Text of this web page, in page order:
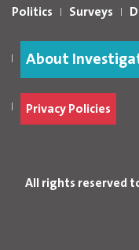
Politics Surveys
About
Privacy Policies
All rights reserved